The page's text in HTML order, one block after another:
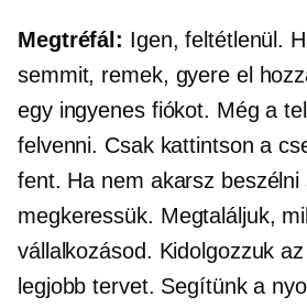
Megtréfál: Igen, feltétlenül.
semmit, remek, gyere el
egy ingyenes fiókot. Még a
felvenni. Csak kattintson a
fent. Ha nem akarsz beszélni
megkeressük. Megtaláljuk,
vállalkozásod. Kidolgozzuk
legjobb tervet. Segítünk a